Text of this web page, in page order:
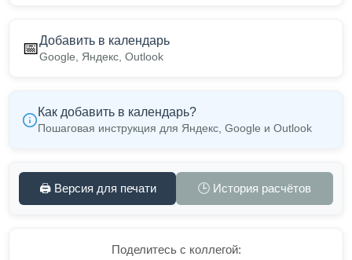
📅Добавить в календарь
Google, Яндекс, Outlook
Как добавить в календарь?
Пошаговая инструкция для Яндекс, Google и Outlook
🖨️ Версия для печати 🕒 История расчётов
Поделитесь с коллегой: